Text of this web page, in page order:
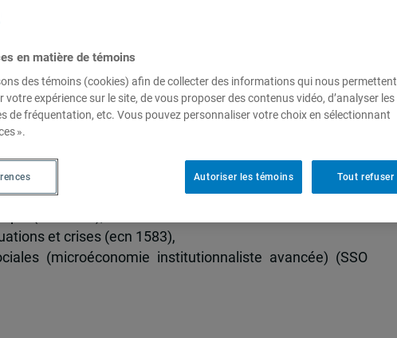
en Outaouais :
du sud (dev 1093),
international (dev 6243),
(ecn 1593),
et crises (ecn 1583),
(microéconomie institutionnaliste avancée) (SSO
en matière de témoins
des témoins (cookies) afin de collecter des informations qui nous permettent
votre expérience sur le site, de vous proposer des contenus vidéo, d’analyser les
de fréquentation, etc. Vous pouvez personnaliser votre choix en sélectionnant
».
Tout refuser
Autoriser les témoins